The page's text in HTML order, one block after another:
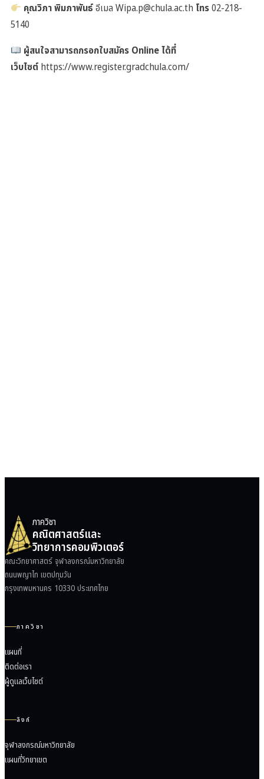
คุณวิภา พิมภาพันธ์อีเมล Wipa.p@chula.ac.th โทร02-218-
5140
ผู้สนใจสามารถกรอกใบสมัคร Online ได้ที่
เว็บไซต์ https://www.register.gradchula.com/
ภาควิชา
คณิตศาสตร์และ
วิทยาการคอมพิวเตอร์
คณะวิทยาศาสตร์ จุฬาลงกรณ์มหาวิทยาลัย
ถนนพญาไท เขตปทุมวัน
กรุงเทพมหานคร 10330 ประเทศไทย
ภาควิชา
แผนที่
ติดต่อเรา
ผู้ดูแลเว็บไซต์
ลิงก์
จุฬาลงกรณ์มหาวิทยาลัย
แผนที่วิทยาเขต